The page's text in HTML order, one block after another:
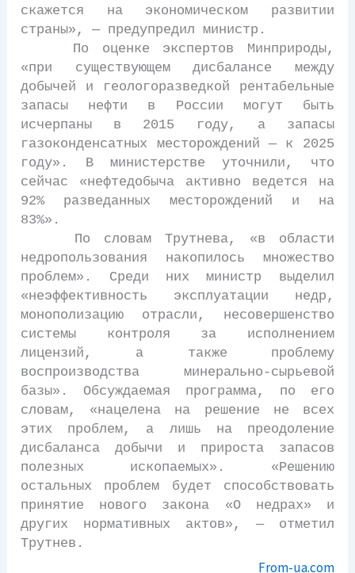
скажется на экономическом развитии
страны», — предупредил министр.
По оценке экспертов Минприроды,
«при существующем дисбалансе между
добычей и геологоразведкой рентабельные
запасы нефти в России могут быть
исчерпаны в 2015 году, а запасы
газоконденсатных месторождений — к 2025
году». В министерстве уточнили, что
сейчас «нефтедобыча активно ведется на
92% разведанных месторождений и на
83%».
По словам Трутнева, «в области
недропользования накопилось множество
проблем». Среди них министр выделил
«неэффективность эксплуатации недр,
монополизацию отрасли, несовершенство
системы контроля за исполнением
лицензий, а также проблему
воспроизводства минерально-сырьевой
базы». Обсуждаемая программа, по его
словам, «нацелена на решение не всех
этих проблем, а лишь на преодоление
дисбаланса добычи и прироста запасов
полезных ископаемых». «Решению
остальных проблем будет способствовать
принятие нового закона «О недрах» и
других нормативных актов», — отметил
Трутнев.
From-ua.com